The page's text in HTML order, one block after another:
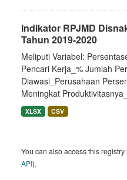
Indikator RPJMD
Tahun 2019-2020
Meliputi Variabel:
Pencari Kerja_% Jumlah
Diawasi_Perusahaan
Meningkat
XLSX CSV
You can also access this
API).